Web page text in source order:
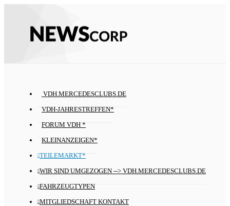
VDH.MERCEDESCLUBS.DE
VDH-JAHRESTREFFEN*
FORUM VDH *
KLEINANZEIGEN*
TEILEMARKT*
WIR SIND UMGEZOGEN --> VDH.MERCEDESCLUBS.DE
FAHRZEUGTYPEN
MITGLIEDSCHAFT KONTAKT